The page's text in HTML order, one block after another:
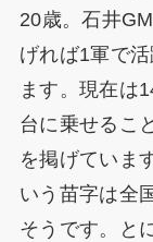
20歳。石井
げれば1軍で
ます。現在は
台に乗せるこ
を掲げていま
いう苗字は全
そうです。と